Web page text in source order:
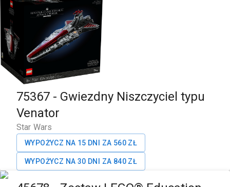
75367 - Gwiezdny Niszczyciel typu
Venator
Star Wars
WYPOŻYCZ NA 15 DNI ZA 560 ZŁ
WYPOŻYCZ NA 30 DNI ZA 840 ZŁ